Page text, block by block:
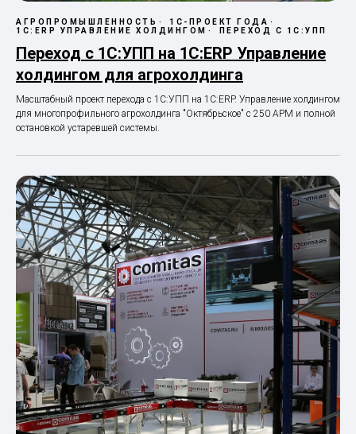
АГРОПРОМЫШЛЕННОСТЬ
1С-ПРОЕКТ ГОДА
1С:ERP УПРАВЛЕНИЕ ХОЛДИНГОМ
ПЕРЕХОД С 1С:УПП
Переход с 1С:УПП на 1С:ERP Управление
холдингом для агрохолдинга
Масштабный проект перехода с 1С:УПП на 1С:ERP. Управление холдингом
для многопрофильного агрохолдинга "Октябрьское" с 250 АРМ и полной
остановкой устаревшей системы.